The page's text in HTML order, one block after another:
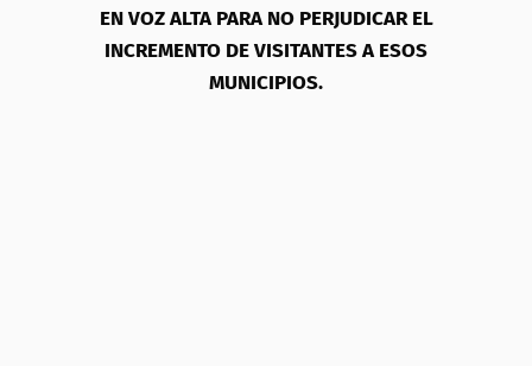
EN VOZ ALTA PARA NO PERJUDICAR EL
INCREMENTO DE VISITANTES A ESOS
MUNICIPIOS.